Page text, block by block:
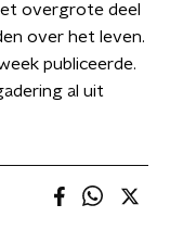
overgrote deel
over het leven.
publiceerde.
al uit